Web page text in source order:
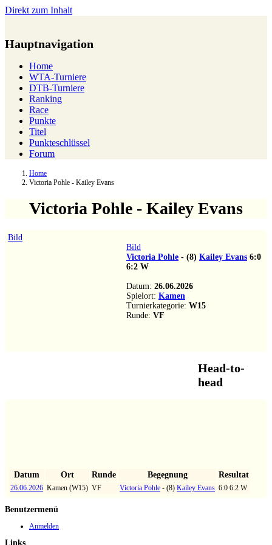
Direkt zum Inhalt
Hauptnavigation
Home
WTA-Turniere
DTB-Turniere
Ranking
Race
Punkte
Titel
Punkteschlüssel
Forum
Home
Victoria Pohle - Kailey Evans
Victoria Pohle - Kailey Evans
Bild
Bild
Victoria Pohle - (8) Kailey Evans 6:0
6:2 W
Datum: 26.06.2026
Spielort: Kamen
Turnierkategorie: W15
Runde: VF
Head-to-
head
Datum Ort Runde Begegnung Resultat
26.06.2026 Kamen (W15) VF Victoria Pohle - (8) Kailey Evans 6:0 6:2 W
Benutzermenü
Anmelden
Links